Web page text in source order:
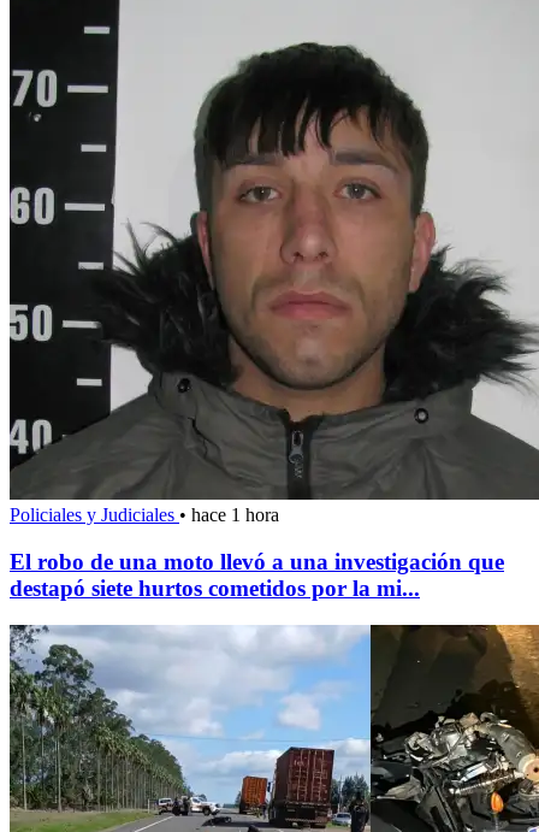
Policiales y Judiciales • hace 1 hora
El robo de una moto llevó a una investigación que
destapó siete hurtos cometidos por la mi...